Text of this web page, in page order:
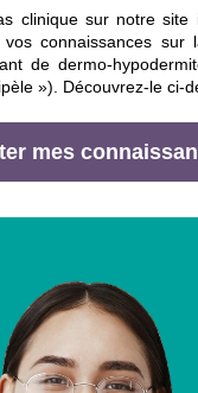
clinique sur notre site
connaissances sur
de dermo-
»). Découvrez-le ci-
mes